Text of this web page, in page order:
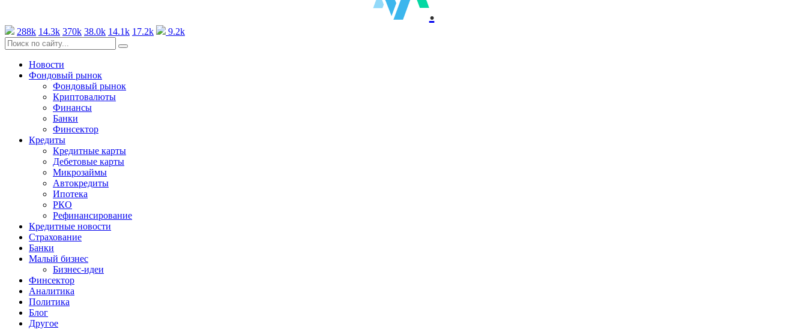
.
288k 14.3k 370k 38.0k 14.1k 17.2k 9.2k
Новости
Фондовый рынок
Фондовый рынок
Криптовалюты
Финансы
Банки
Финсектор
Кредиты
Кредитные карты
Дебетовые карты
Микрозаймы
Автокредиты
Ипотека
РКО
Рефинансирование
Кредитные новости
Страхование
Банки
Малый бизнес
Бизнес-идеи
Финсектор
Аналитика
Политика
Блог
Другое